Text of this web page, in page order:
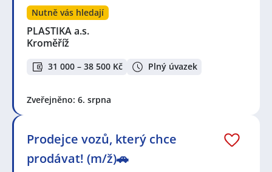
Nutně vás hledají
PLASTIKA a.s.
Kroměříž
31 000 – 38 500 Kč Plný úvazek
Zveřejněno: 6. srpna
Prodejce vozů, který chce
prodávat! (m/ž)🚗